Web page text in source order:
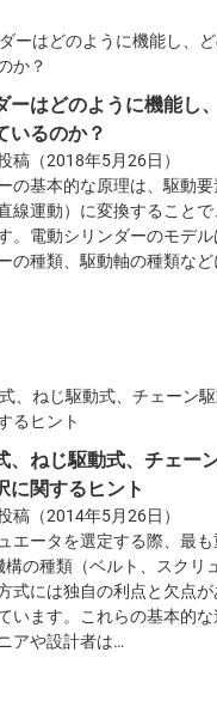
ーはどのように機能し
いるのか？
稿（2018年5月26日）
の基本的な原理は、駆動
線運動）に変換すること
。電動シリンダーのモデ
の種類、駆動軸の種類など
、ねじ駆動式、チェー
に関するヒント
稿（2014年5月26日）
エータを選定する際、最
の種類（ベルト、スクリ
式には独自の利点と欠点
います。これらの基本的な
アや設計者は…